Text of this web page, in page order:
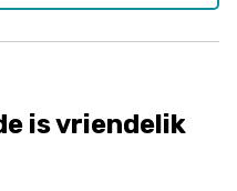
is vriendelik